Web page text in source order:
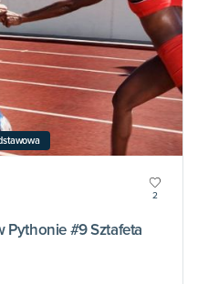
2
Pythonie #9 Sztafeta